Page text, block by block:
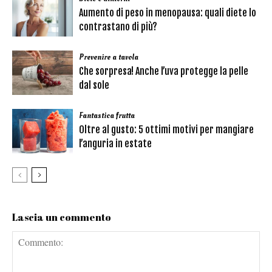
Aumento di peso in menopausa: quali diete lo
contrastano di più?
Prevenire a tavola
Che sorpresa! Anche l’uva protegge la pelle
dal sole
Fantastica frutta
Oltre al gusto: 5 ottimi motivi per mangiare
l’anguria in estate
Lascia un commento